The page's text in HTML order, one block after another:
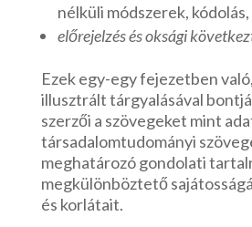
nélküli módszerek,
előrejelzés és oksági
Ezek egy-egy fejezetben
illusztrált tárgyalásával
szerzői a szövegeket mint
társadalomtudományi
meghatározó gondolati
megkülönböztető
és korlátait.